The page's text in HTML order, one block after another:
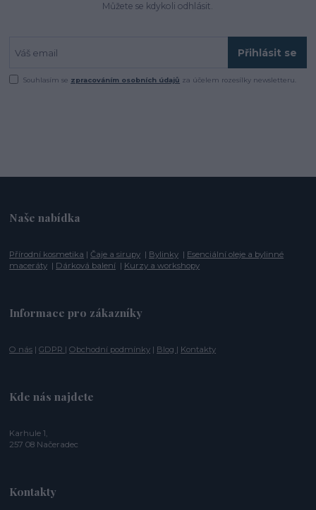
Můžete se kdykoli odhlásit.
Přihlásit se
Souhlasím se zpracováním osobních údajů za účelem rozesílky newsletteru.
Naše nabídka
Přírodní kosmetika |Čaje a sirupy | Bylinky | Esenciální oleje a bylinné
maceráty | Dárková balení | Kurzy a workshopy
Informace pro zákazníky
O nás |GDPR |Obchodní podmínky | Blog | Kontakty
Kde nás najdete
Karhule 1,
257 08 Načeradec
Kontakty